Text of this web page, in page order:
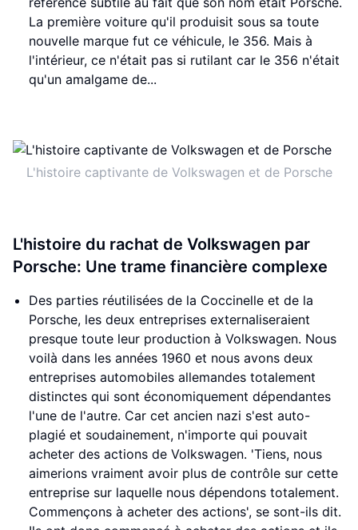
La première voiture qu'il produisit sous sa toute
nouvelle marque fut ce véhicule, le 356. Mais à
l'intérieur, ce n'était pas si rutilant car le 356 n'était
qu'un amalgame de...
L'histoire captivante de Volkswagen et de Porsche
L'histoire du rachat de Volkswagen par
Porsche: Une trame financière complexe
Des parties réutilisées de la Coccinelle et de la
Porsche, les deux entreprises externaliseraient
presque toute leur production à Volkswagen. Nous
voilà dans les années 1960 et nous avons deux
entreprises automobiles allemandes totalement
distinctes qui sont économiquement dépendantes
l'une de l'autre. Car cet ancien nazi s'est auto-
plagié et soudainement, n'importe qui pouvait
acheter des actions de Volkswagen. 'Tiens, nous
aimerions vraiment avoir plus de contrôle sur cette
entreprise sur laquelle nous dépendons totalement.
Commençons à acheter des actions', se sont-ils dit.